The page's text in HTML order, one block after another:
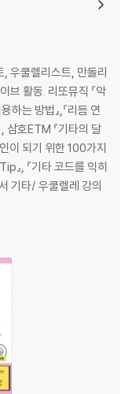
옆으로 법칙 25
33
… 34
법칙 43
우쿨렐리스트, 만돌리
브 활동. 리또뮤직 『악
는 방법』,『리듬 연
삼호ETM 『기타의 달
이 되기 위한 100가지
』, 『기타 코드를 익히
기타/ 우쿨렐레 강의